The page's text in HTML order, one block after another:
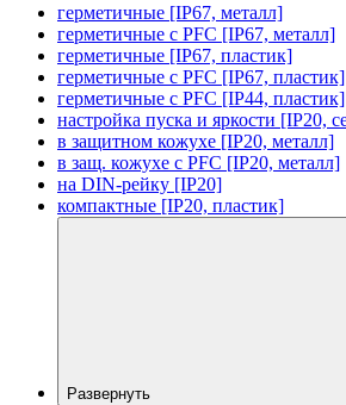
герметичные [IP67, металл]
герметичные с PFC [IP67, металл]
герметичные [IP67, пластик]
герметичные с PFC [IP67, пластик]
герметичные с PFC [IP44, пластик]
настройка пуска и яркости [IP20,
в защитном кожухе [IP20, металл]
в защ. кожухе с PFC [IP20, металл]
на DIN-рейку [IP20]
компактные [IP20, пластик]
Развернуть